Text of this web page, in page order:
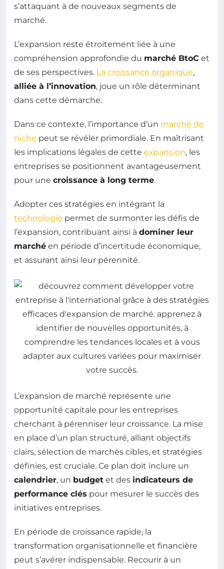
s’attaquant à de nouveaux segments de
marché.
L’expansion reste étroitement liée à une
compréhension approfondie du marché BtoC et
de ses perspectives. La croissance organique,
alliée à l’innovation, joue un rôle déterminant
dans cette démarche.
Dans ce contexte, l’importance d’un marché de
niche peut se révéler primordiale. En maîtrisant
les implications légales de cette expansion, les
entreprises se positionnent avantageusement
pour une croissance à long terme.
Adopter ces stratégies en intégrant la
technologie permet de surmonter les défis de
l’expansion, contribuant ainsi à dominer leur
marché en période d’incertitude économique,
et assurant ainsi leur pérennité.
L’expansion de marché représente une
opportunité capitale pour les entreprises
cherchant à pérenniser leur croissance. La mise
en place d’un plan structuré, alliant objectifs
clairs, sélection de marchés cibles, et stratégies
définies, est cruciale. Ce plan doit inclure un
calendrier, un budget et des indicateurs de
performance clés pour mesurer le succès des
initiatives entreprises.
En période de croissance rapide, la
transformation organisationnelle et financière
peut s’avérer indispensable. Recourir à un